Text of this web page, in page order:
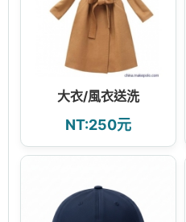
大衣/風衣送洗
NT:250元